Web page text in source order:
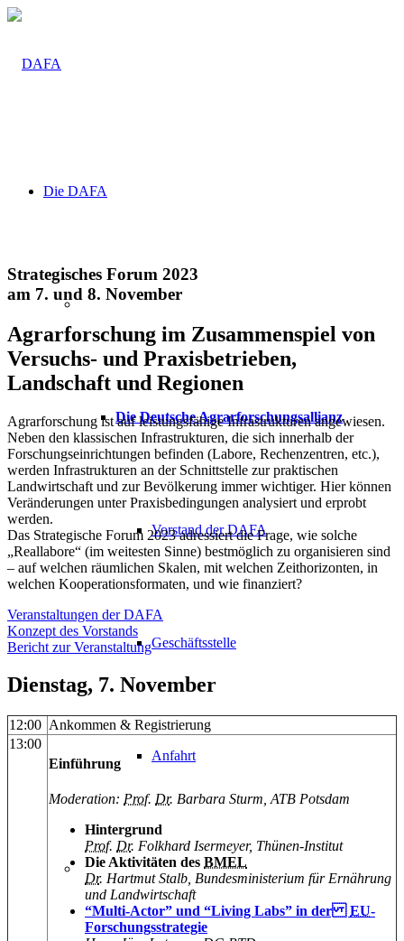
Die DAFA
Die Deutsche Agrarforschungsallianz
Vorstand der DAFA
Geschäftsstelle
Anfahrt
Strategisches Forum 2023
am 7. und 8. November
Agrarforschung im Zusammenspiel von
Versuchs- und Praxisbetrieben,
Landschaft und Regionen
Agrarforschung ist auf leistungsfähige Infrastrukturen angewiesen.
Neben den klassischen Infrastrukturen, die sich innerhalb der
Forschungseinrichtungen befinden (Labore, Rechenzentren, etc.),
werden Infrastrukturen an der Schnittstelle zur praktischen
Landwirtschaft und zur Bevölkerung immer wichtiger. Hier können
Veränderungen unter Praxisbedingungen analysiert und erprobt
werden.
Das Strategische Forum 2023 adressiert die Frage, wie solche
„Reallabore“ (im weitesten Sinne) bestmöglich zu organisieren sind
– auf welchen räumlichen Skalen, mit welchen Zeithorizonten, in
welchen Kooperationsformaten, und wie finanziert?
Veranstaltungen der DAFA
Konzept des Vorstands
Bericht zur Veranstaltung
Dienstag, 7. November
12:00 Ankommen & Registrierung
13:00
Einführung
Moderation: Prof. Dr. Barbara Sturm, ATB Potsdam
Hintergrund
Prof. Dr. Folkhard Isermeyer, Thünen-Institut
Die Aktivitäten des BMEL
Dr. Hartmut Stalb, Bundesministerium für Ernährung
und Landwirtschaft
“Multi-Actor” und “Living Labs” in derEU-
Forschungsstrategie